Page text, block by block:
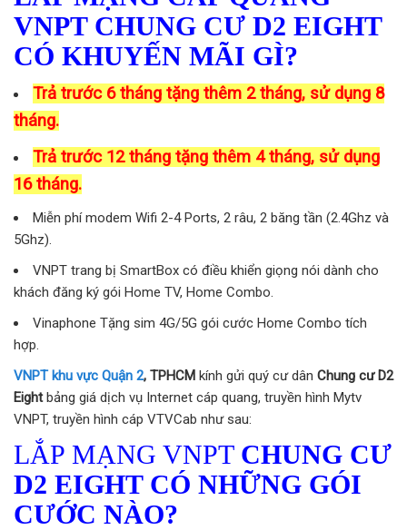
VNPT CHUNG CƯ D2 EIGHT
CÓ KHUYẾN MÃI GÌ?
Trả trước 6 tháng tặng thêm 2 tháng, sử dụng 8
tháng.
Trả trước 12 tháng tặng thêm 4 tháng, sử dụng
16 tháng.
Miễn phí modem Wifi 2-4 Ports, 2 râu, 2 băng tần (2.4Ghz và
5Ghz).
VNPT trang bị SmartBox có điều khiển giọng nói dành cho
khách đăng ký gói Home TV, Home Combo.
Vinaphone Tặng sim 4G/5G gói cước Home Combo tích
hợp.
VNPT khu vực Quận 2, TPHCM kính gửi quý cư dân Chung cư D2
Eightbảng giá dịch vụ Internet cáp quang, truyền hình Mytv
VNPT, truyền hình cáp VTVCab như sau:
LẮP MẠNG VNPT CHUNG CƯ
D2 EIGHT CÓ NHỮNG GÓI
CƯỚC NÀO?